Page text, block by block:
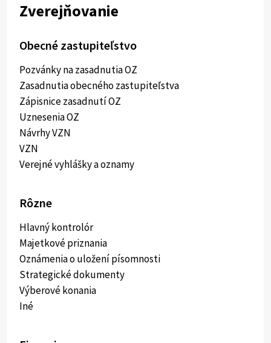
Zverejňovanie
Obecné zastupiteľstvo
Pozvánky na zasadnutia OZ
Zasadnutia obecného zastupiteľstva
Zápisnice zasadnutí OZ
Uznesenia OZ
Návrhy VZN
VZN
Verejné vyhlášky a oznamy
Rôzne
Hlavný kontrolór
Majetkové priznania
Oznámenia o uložení písomnosti
Strategické dokumenty
Výberové konania
Iné